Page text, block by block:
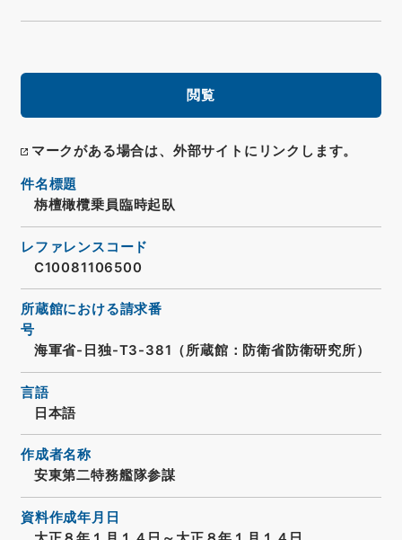
閲覧
マークがある場合は、外部サイトにリンクします。
件名標題
栴檀橄欖乗員臨時起臥
レファレンスコード
C10081106500
所蔵館における請求番
号
海軍省-日独-T3-381（所蔵館：防衛省防衛研究所）
言語
日本語
作成者名称
安東第二特務艦隊参謀
資料作成年月日